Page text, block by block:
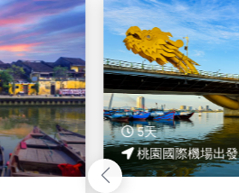
5天
桃園國際機場出發